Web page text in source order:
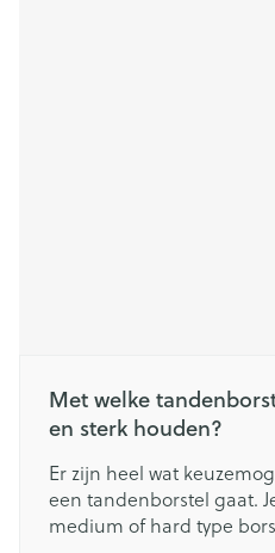
Met welke
en sterk houden?
Er zijn heel wat
een tandenborstel gaat.
medium of hard type